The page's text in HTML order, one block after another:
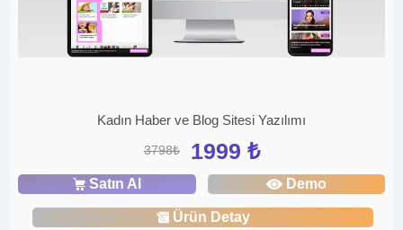
Kadın Haber ve Blog Sitesi Yazılımı
3798₺ 1999 ₺
Satın Al Demo
Ürün Detay